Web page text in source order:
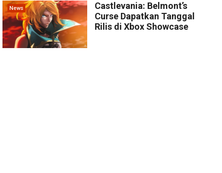
News
Castlevania: Belmont’s
Curse Dapatkan Tanggal
Rilis di Xbox Showcase